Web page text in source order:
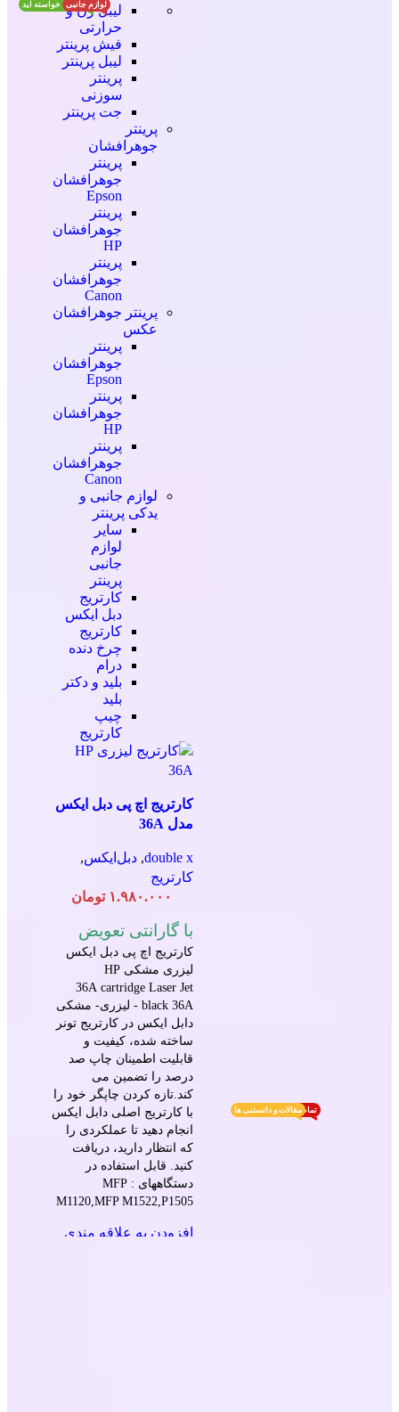
لیبل زن و
حرارتی
آنچه شما خواسته اید
فیش پرینتر
لیبل پرینتر
پرینتر
سوزنی
جت پرینتر
پرینتر
جوهرافشان
پرینتر
جوهرافشان
Epson
پرینتر
جوهرافشان
HP
پرینتر
جوهرافشان
Canon
پرینتر جوهرافشان
عکس
پرینتر
جوهرافشان
Epson
پرینتر
جوهرافشان
HP
پرینتر
جوهرافشان
Canon
لوازم جانبی و
یدکی پرینتر
لوازم جانبی
سایر
لوازم
جانبی
پرینتر
کارتریج
دبل ایکس
کارتریج
چرخ دنده
درام
بلید و دکتر
بلید
چیپ
کارتریج
کارتریج اچ پی دبل ایکس
مدل 36A
double x
, دبل‌ایکس,
کارتریج
۱.۹۸۰.۰۰۰ تومان
با گارانتی تعویض
کارتریج اچ پی دبل ایکس
لیزری مشکی HP
36A cartridge Laser Jet
black 36A - لیزری- مشکی
دابل ایکس در کارتریج تونر
ساخته شده، کیفیت و
قابلیت اطمینان چاپ صد
درصد را تضمین می
کند.تازه کردن چاپگر خود را
با کارتریج اصلی دابل ایکس
انجام دهید تا عملکردی را
که انتظار دارید، دریافت
کنید. قابل استفاده در
دستگاههای : MFP
M1120,MFP M1522,P1505
افزودن به علاقه مندی
تمام محصولات
مقالات و دانستنی ها